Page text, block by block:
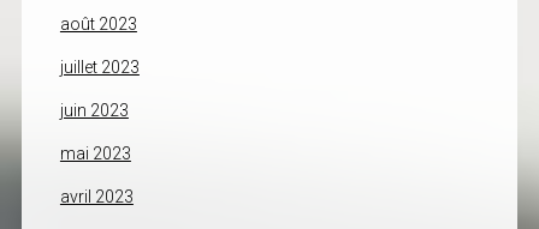
août 2023
juillet 2023
juin 2023
mai 2023
avril 2023